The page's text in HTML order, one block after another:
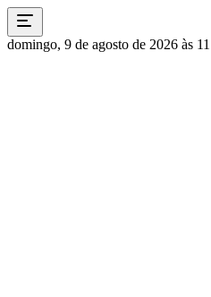
domingo, 9 de agosto de 2026 às